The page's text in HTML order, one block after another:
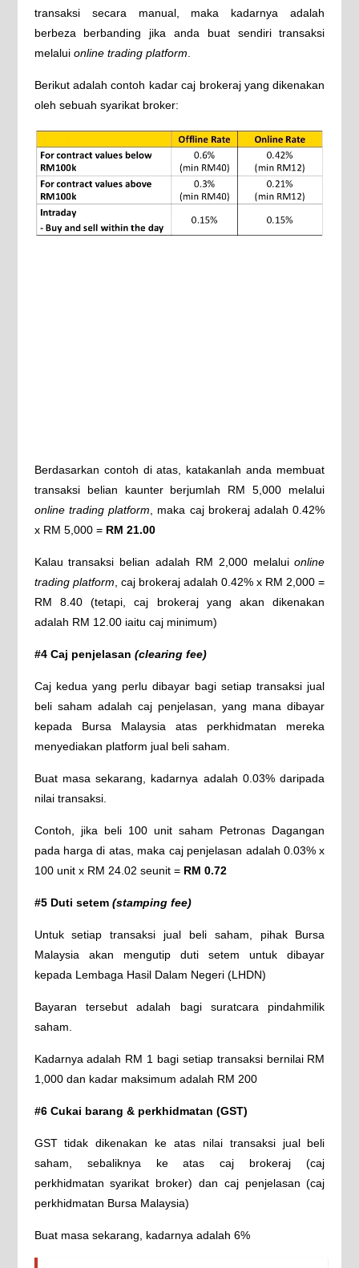
transaksi secara manual, maka kadarnya adalah
berbeza berbanding jika anda buat sendiri transaksi
melalui online trading platform
Berikut adalah contoh kadar caj brokeraj yang dikenakan
oleh sebuah syarikat broker:
Berdasarkan contoh di atas, katakanlah anda membuat
transaksi belian kaunter berjumlah RM 5,000 melalui
online trading platform, maka caj brokeraj adalah 0.42%
x RM 5,000 = RM 21.00
Kalau transaksi belian adalah RM 2,000 melaluionline
trading platform, caj brokeraj adalah 0.42% x RM 2,000 =
RM 8.40 (tetapi, caj brokeraj yang akan dikenakan
adalah RM 12.00 iaitu caj minimum)
#4 Caj penjelasan (clearing fee)
Caj kedua yang perlu dibayar bagi setiap transaksi jual
beli saham adalah caj penjelasan, yang mana dibayar
kepada Bursa Malaysia atas perkhidmatan mereka
menyediakan platform jual beli saham.
Buat masa sekarang, kadarnya adalah 0.03% daripada
nilai transaksi.
Contoh, jika beli 100 unit saham Petronas Dagangan
pada harga di atas, maka caj penjelasan adalah 0.03% x
100 unit x RM 24.02 seunit = RM 0.72
#5 Duti setem (stamping fee)
Untuk setiap transaksi jual beli saham, pihak Bursa
Malaysia akan mengutip duti setem untuk dibayar
kepada Lembaga Hasil Dalam Negeri (LHDN)
Bayaran tersebut adalah bagi suratcara pindahmilik
saham.
Kadarnya adalah RM 1 bagi setiap transaksi bernilai RM
1,000 dan kadar maksimum adalah RM 200
#6 Cukai barang & perkhidmatan (GST)
GST tidak dikenakan ke atas nilai transaksi jual beli
saham, sebaliknya ke atas caj brokeraj (caj
perkhidmatan syarikat broker) dan caj penjelasan (caj
perkhidmatan Bursa Malaysia)
Buat masa sekarang, kadarnya adalah 6%